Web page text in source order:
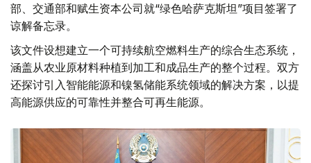
部、交通部和赋生资本公司就“绿色哈萨克斯坦”项目签署了
谅解备忘录。
该文件设想建立一个可持续航空燃料生产的综合生态系统，
涵盖从农业原材料种植到加工和成品生产的整个过程。双方
还探讨引入智能能源和镍氢储能系统领域的解决方案，以提
高能源供应的可靠性并整合可再生能源。